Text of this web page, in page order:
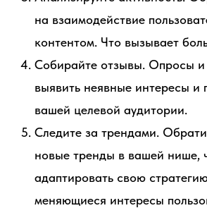
на взаимодействие
контентом. Что вызывает
Собирайте отзывы. Опросы и
выявить неявные интересы и
вашей целевой аудитории.
Следите за трендами.
новые тренды в вашей нише,
адаптировать свою
меняющиеся интересы